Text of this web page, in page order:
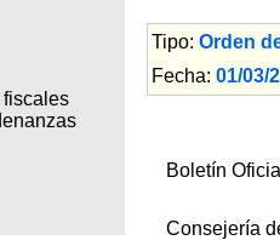
Tipo: Orden
Fecha: 01/03/
Boletín
Consejería